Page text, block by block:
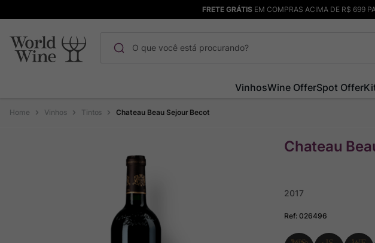
FRETE GRÁTISEM COMPRAS ACIMA DE R$ 699
VinhosWine OfferSpot Offer
Vinhos Tintos Chateau Beau Sejour Becot
Chateau
2017
Ref:026496
1º Maçanita
Bodega Garzon